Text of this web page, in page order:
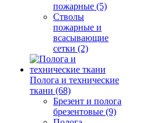
пожарные (5)
Стволы
пожарные и
всасывающие
сетки (2)
Полога и технические
ткани (68)
Брезент и полога
брезентовые (9)